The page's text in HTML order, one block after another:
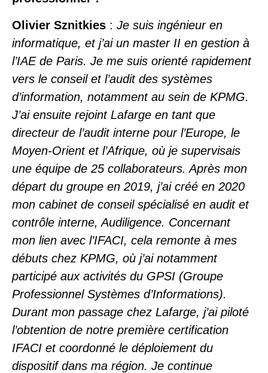
Olivier Sznitkies : Je suis ingénieur en
informatique, et j’ai un master II en gestion à
l’IAE de Paris. Je me suis orienté rapidement
vers le conseil et l’audit des systèmes
d’information, notamment au sein de KPMG.
J’ai ensuite rejoint Lafarge en tant que
directeur de l’audit interne pour l’Europe, le
Moyen-Orient et l’Afrique, où je supervisais
une équipe de 25 collaborateurs. Après mon
départ du groupe en 2019, j’ai créé en 2020
mon cabinet de conseil spécialisé en audit et
contrôle interne,Audiligence. Concernant
mon lien avec l’IFACI, cela remonte à mes
débuts chez KPMG, où j’ai notamment
participé aux activités du GPSI (Groupe
Professionnel Systèmes d’Informations).
Durant mon passage chez Lafarge, j’ai piloté
l’obtention de notre première certification
IFACI et coordonné le déploiement du
dispositif dans ma région. Je continue